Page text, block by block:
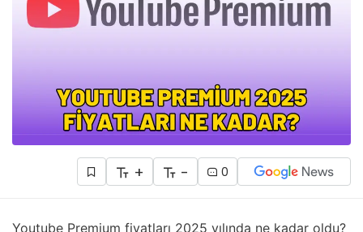
+ - 0
Youtube Premium fiyatları 2025 yılında ne kadar oldu?